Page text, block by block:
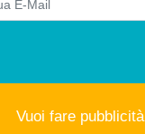
Vuoi fare